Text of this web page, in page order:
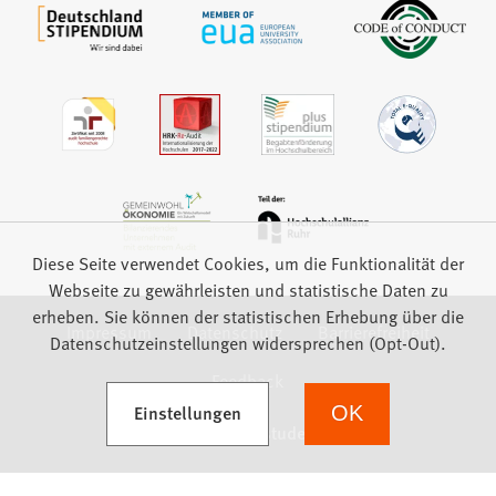
Impressum Datenschutz
Barrierefreiheit
Feedback
Diese Seite verwendet Cookies, um die Funktionalität der
Webseite zu gewährleisten und statistische Daten zu
erheben. Sie können der statistischen Erhebung über die
Datenschutzeinstellungen widersprechen (Opt-Out).
Einstellungen
(Öffnet in einem neuen Tab) OK